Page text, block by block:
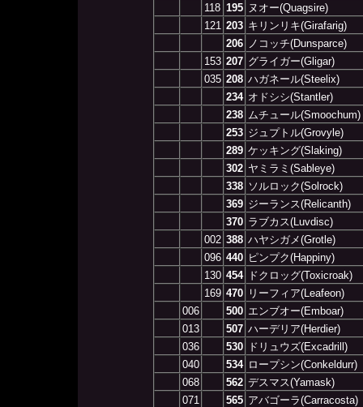
118 195 ヌオー(Quagsire)
121 203 キリンリキ(Girafarig)
206
ノコッチ(Dunsparce)
153 207 グライガー(Gligar)
035 208 ハガネール(Steelix)
234 オドシシ(Stantler)
238 ムチュール(Smoochum)
253 ジュプトル(Grovyle)
289 ケッキング(Slaking)
302 ヤミラミ(Sableye)
338 ソルロック(Solrock)
369 ジーランス(Relicanth)
370 ラブカス(Luvdisc)
002 388 ハヤシガメ(Grotle)
096 440 ピンプク(Happiny)
130 454
ドクロッグ(Toxicroak)
169 470
リーフィア(Leafeon)
006
500 エンブオー(Emboar)
013
507 ハーデリア(Herdier)
036
530
ドリュウズ(Excadrill)
040
534 ロープシン(Conkeldurr)
068
562 デスマス(Yamask)
071
565 アバゴーラ(Carracosta)